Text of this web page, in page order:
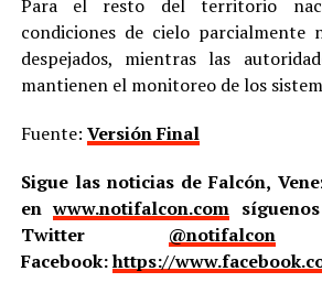
Para el resto del territorio
condiciones de cielo parcialmente
despejados, mientras las
mantienen el monitoreo de los
Fuente: Versión Final
Sigue las noticias de Falcón,
enwww.notifalcon.com
Twitter @notifalcon
Facebook:https://